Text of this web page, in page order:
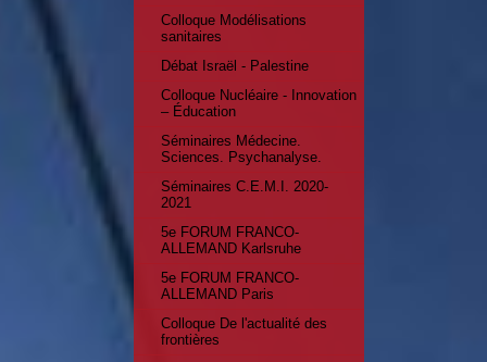
Colloque Modélisations
sanitaires
Débat Israël - Palestine
Colloque Nucléaire - Innovation
– Éducation
Séminaires Médecine.
Sciences. Psychanalyse.
Séminaires C.E.M.I. 2020-
2021
5e FORUM FRANCO-
ALLEMAND Karlsruhe
5e FORUM FRANCO-
ALLEMAND Paris
Colloque De l'actualité des
frontières